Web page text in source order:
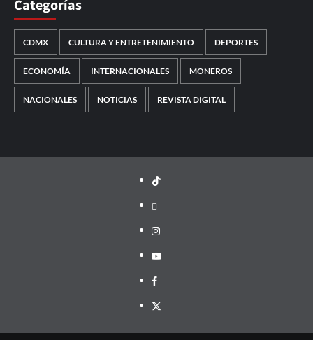
Categorías
CDMX CULTURA Y ENTRETENIMIENTO DEPORTES
ECONOMÍA INTERNACIONALES MONEROS
NACIONALES NOTICIAS REVISTA DIGITAL
TikTok
threads
Instagram
Youtube
Facebook
X